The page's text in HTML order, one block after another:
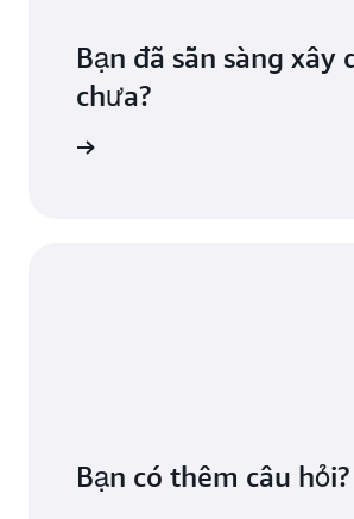
Bạn đã sẵn sàng xây
chưa?
Bạn có thêm câu hỏi?